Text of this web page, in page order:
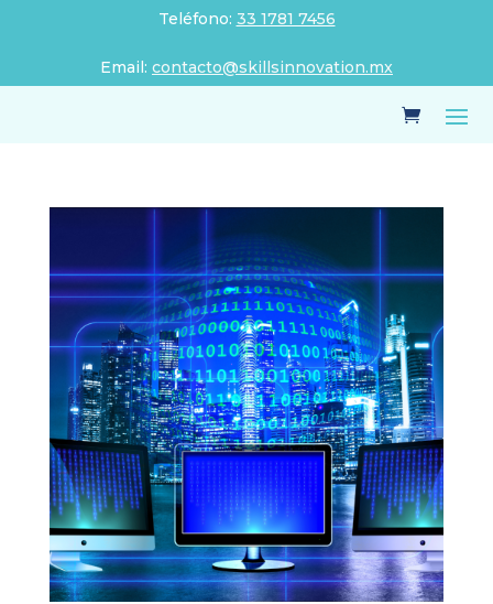
Teléfono: 33 1781 7456
Email: contacto@skillsinnovation.mx